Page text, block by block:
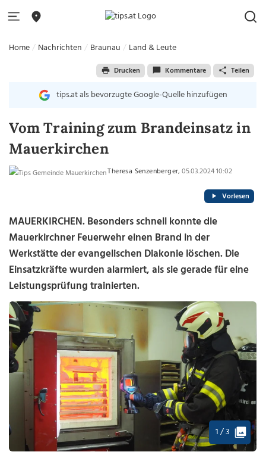
Home Nachrichten Braunau Land & Leute
Drucken Kommentare Teilen
tips.at als bevorzugte Google-Quelle hinzufügen
Vom Training zum Brandeinsatz in
Mauerkirchen
Theresa Senzenberger, 05.03.2024 10:02
Vorlesen
MAUERKIRCHEN. Besonders schnell konnte die
Mauerkirchner Feuerwehr einen Brand in der
Werkstätte der evangelischen Diakonie löschen. Die
Einsatzkräfte wurden alarmiert, als sie gerade für eine
Leistungsprüfung trainierten.
1 / 3